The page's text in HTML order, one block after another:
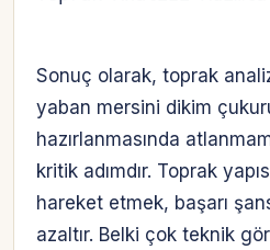
Sonuç olarak, toprak
yaban mersini dikim
hazırlanmasında
kritik adımdır. Toprak
hareket etmek, başarı
azaltır. Belki çok teknik